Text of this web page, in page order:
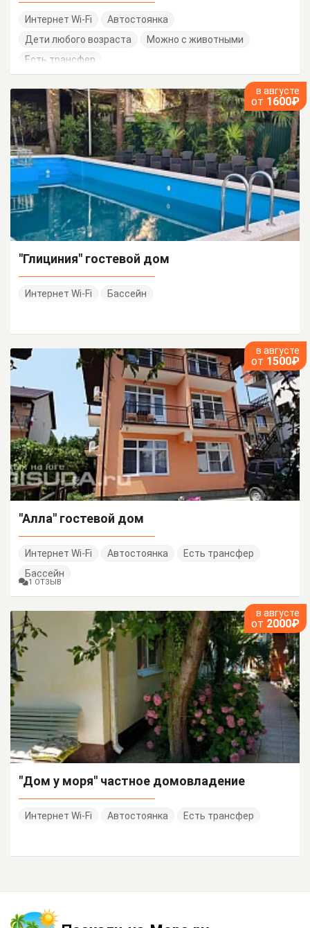
Интернет Wi-Fi
Автостоянка
Дети любого возраста
Можно с животными
Есть трансфер
в августе
от 1600₽
"Глициния" гостевой дом
Интернет Wi-Fi Бассейн
в августе
от 1500₽
"Алла" гостевой дом
Интернет Wi-Fi Автостоянка
Есть трансфер
Бассейн
1 ОТЗЫВ
в августе
от 2000₽
"Дом у моря" частное домовладение
Интернет Wi-Fi Автостоянка Есть трансфер